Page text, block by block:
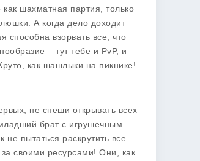
шахматная партия, только
А когда дело доходит
способна взорвать все, что
– тут тебе и PvP, и
как шашлыки на пикнике!
не спеши открывать всех
брат с игрушечным
пытаться раскрутить все
своими ресурсами! Они, как